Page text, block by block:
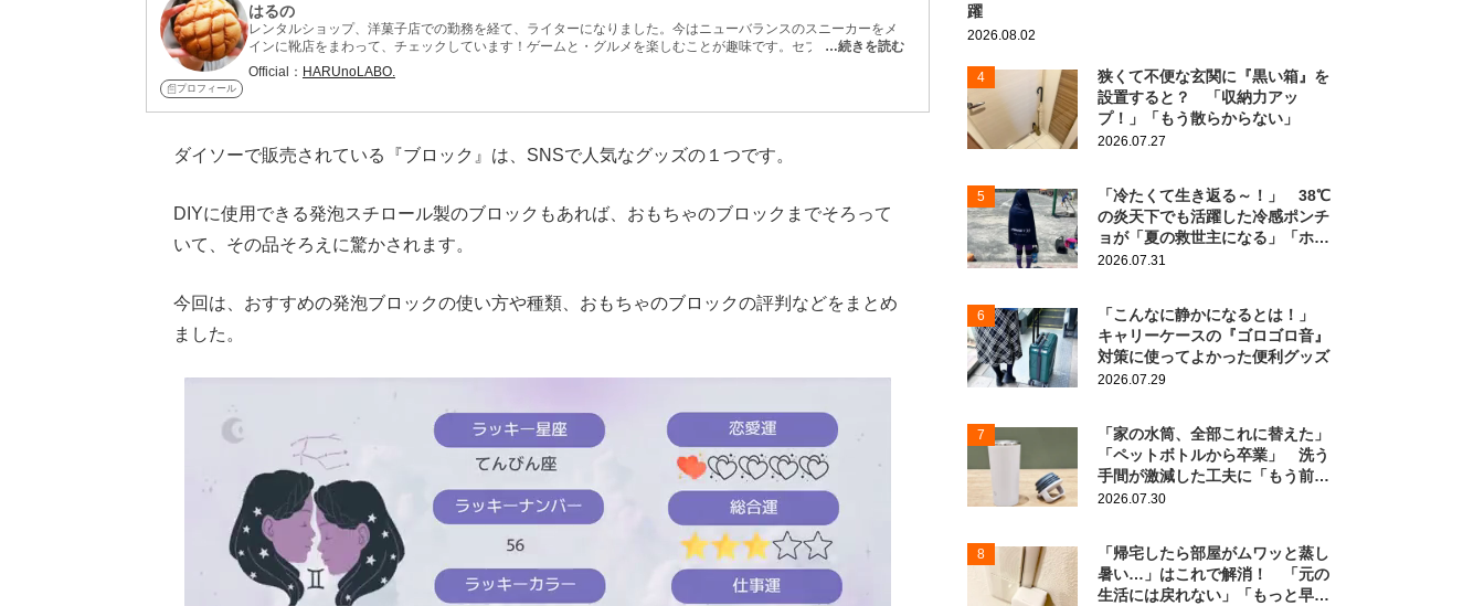
プロフィール
はるの
レンタルショップ、洋菓子店での勤務を経て、ライターになりました。今はニューバランスのスニーカーをメ
インに靴店をまわって、チェックしています！ゲームと・グルメを楽しむことが趣味です。セブンイレブンを
始めとしたコンビニスイーツもよくチェックしています。甘党の辛党。スニーカーなどのファッションアイテ
ム、身近な便利グッズ、食べ物についての情報を発信中です。
…続きを読む
Official： HARUnoLABO.
ダイソーで販売されている『ブロック』は、SNSで人気なグッズの１つです。
DIYに使用できる発泡スチロール製のブロックもあれば、おもちゃのブロックまでそろって
いて、その品そろえに驚かされます。
今回は、おすすめの発泡ブロックの使い方や種類、おもちゃのブロックの評判などをまとめ
ました。
躍
2026.08.02
4
狭くて不便な玄関に『黒い箱』を
設置すると？ 「収納力アッ
プ！」「もう散らからない」
2026.07.27
5
「冷たくて生き返る～！」 38℃
の炎天下でも活躍した冷感ポンチ
ョが「夏の救世主になる」「ホン
ト買ってよかった」
2026.07.31
6
「こんなに静かになるとは！」
キャリーケースの『ゴロゴロ音』
対策に使ってよかった便利グッズ
2026.07.29
7
「家の水筒、全部これに替えた」
「ペットボトルから卒業」 洗う
手間が激減した工夫に「もう前の
に戻れない！」
2026.07.30
8
「帰宅したら部屋がムワッと蒸し
暑い…」はこれで解消！ 「元の
生活には戻れない」「もっと早く